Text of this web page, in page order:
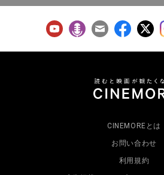
CINEMOREとは
お問い合わせ
利用規約